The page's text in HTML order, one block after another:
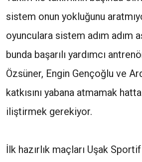
sistem onun yokluğunu
oyunculara sistem adım adım
bunda başarılı yardımcı
Özsüner, Engin Gençoğlu ve
katkısını yabana atmamak
iliştirmek gerekiyor.
İlk hazırlık maçları Uşak